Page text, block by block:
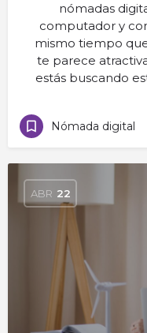
nómadas
computador y
mismo tiempo
te parece
estás buscando
Nómada digital
ABR 22